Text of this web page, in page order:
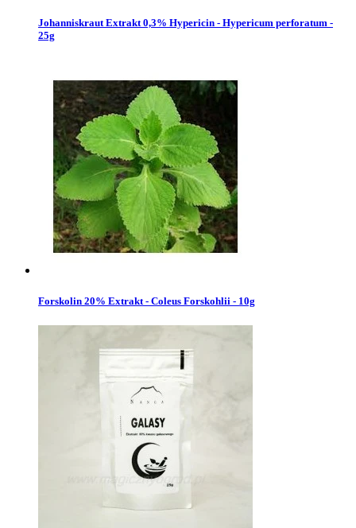
Johanniskraut Extrakt 0,3% Hypericin - Hypericum perforatum -
25g
Forskolin 20% Extrakt - Coleus Forskohlii - 10g